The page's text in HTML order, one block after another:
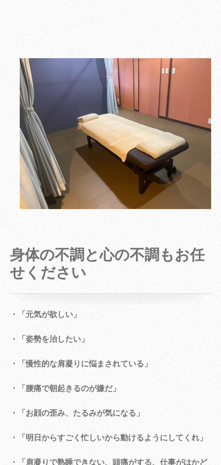
身体の不調と心の不調もお任
せください
・「元気が欲しい」
・「姿勢を治したい」
・「慢性的な肩凝りに悩まされている」
・「腰痛で朝起きるのが嫌だ」
・「お顔の歪み、たるみが気になる」
・「明日からすごく忙しいから動けるようにしてくれ」
・「肩凝りで熟睡できない、頭痛がする、仕事がはかど